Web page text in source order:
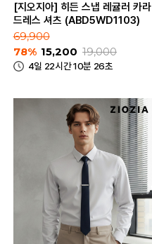
[지오지아] 히든 스냅 레귤러 카라
드레스 셔츠 (ABD5WD1103)
69,900
78% 15,200 19,000
4일 22시간 10분 26초